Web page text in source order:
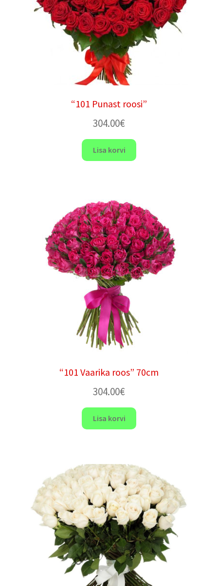
“101 Punast roosi”
304.00€
Lisa korvi
“101 Vaarika roos” 70cm
304.00€
Lisa korvi